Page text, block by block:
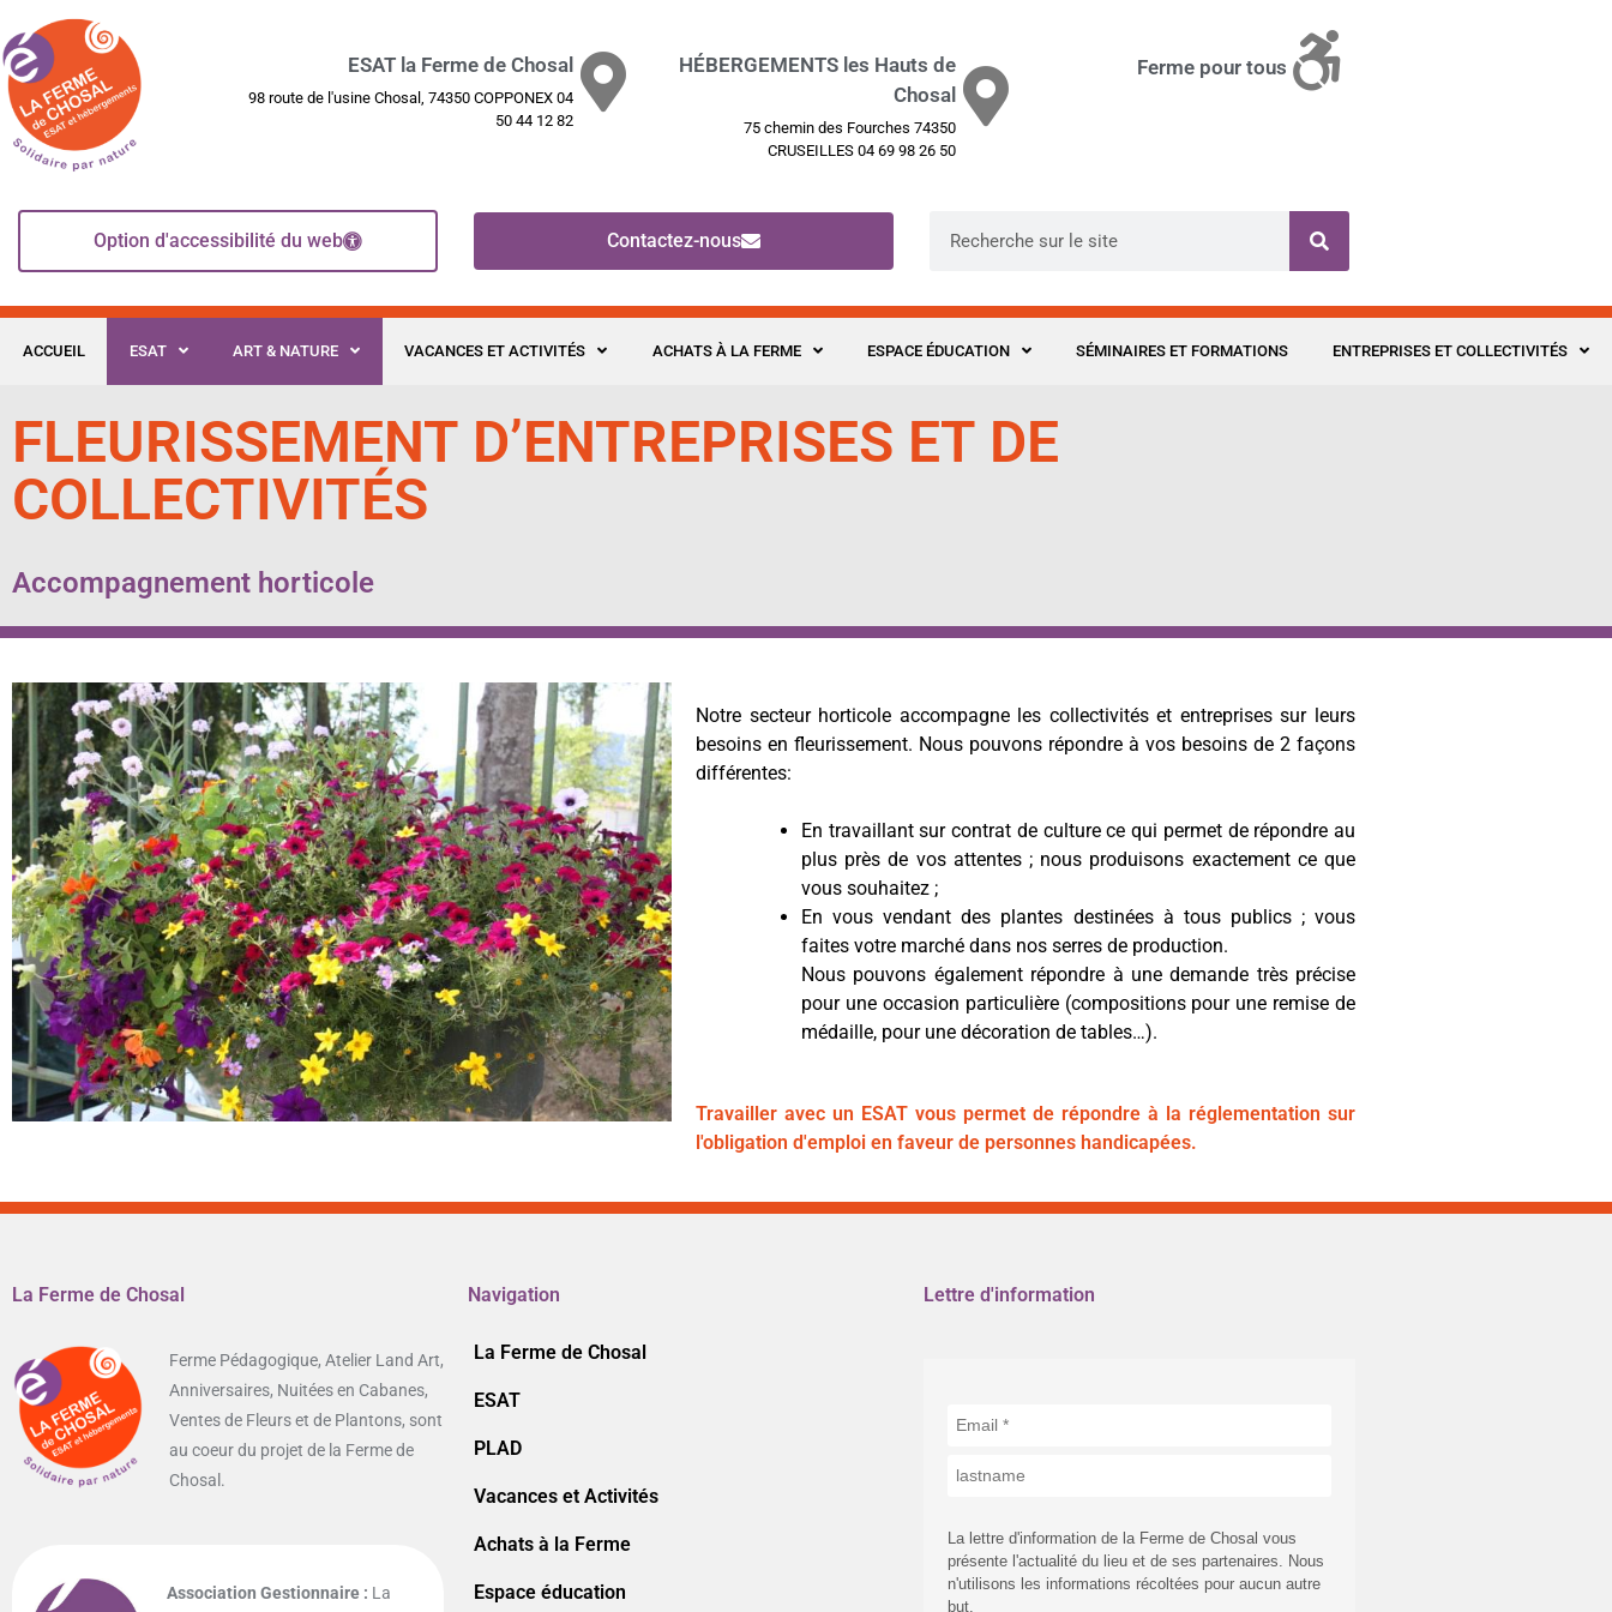
ESAT la Ferme de Chosal
98 route de l'usine Chosal, 74350 COPPONEX 04
50 44 12 82
HÉBERGEMENTS les Hauts de
Chosal
75 chemin des Fourches 74350
CRUSEILLES 04 69 98 26 50
Ferme pour tous
Option d'accessibilité du web Contactez-nous
ACCUEIL ESAT ART & NATURE VACANCES ET ACTIVITÉS ACHATS À LA FERME ESPACE ÉDUCATION SÉMINAIRES ET FORMATIONS ENTREPRISES ET COLLECTIVITÉS
FLEURISSEMENT D’ENTREPRISES ET DE
COLLECTIVITÉS
Accompagnement horticole
Notre secteur horticole accompagne les collectivités et entreprises sur leurs
besoins en fleurissement. Nous pouvons répondre à vos besoins de 2 façons
différentes:
En travaillant sur contrat de culture ce qui permet de répondre au
plus près de vos attentes ; nous produisons exactement ce que
vous souhaitez ;
En vous vendant des plantes destinées à tous publics ; vous
faites votre marché dans nos serres de production.
Nous pouvons également répondre à une demande très précise
pour une occasion particulière (compositions pour une remise de
médaille, pour une décoration de tables…).
Travailler avec un ESAT vous permet de répondre à la réglementation sur
l'obligation d'emploi en faveur de personnes handicapées.
La Ferme de Chosal
Ferme Pédagogique, Atelier Land Art,
Anniversaires, Nuitées en Cabanes,
Ventes de Fleurs et de Plantons, sont
au coeur du projet de la Ferme de
Chosal.
Association Gestionnaire : La
Navigation
La Ferme de Chosal
ESAT
PLAD
Vacances et Activités
Achats à la Ferme
Espace éducation
Lettre d'information
La lettre d'information de la Ferme de Chosal vous
présente l'actualité du lieu et de ses partenaires. Nous
n'utilisons les informations récoltées pour aucun autre
but.